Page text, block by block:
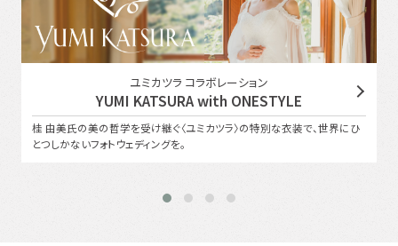
ユミカツラ コラボレーション
YUMI KATSURA with ONESTYLE
桂 由美氏の美の哲学を受け継ぐ〈ユミカツラ〉の特別な衣装で、世界にひ
とつしかないフォトウェディングを。